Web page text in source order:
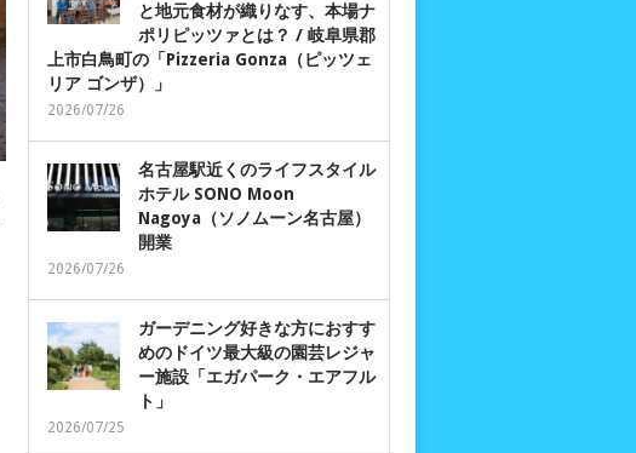
と地元食材が織りなす、本場ナ
ポリピッツァとは？ / 岐阜県郡
上市白鳥町の「Pizzeria Gonza（ピッツェ
リア ゴンザ）」
2026/07/26
名古屋駅近くのライフスタイル
ホテル SONO Moon
Nagoya（ソノムーン名古屋）
開業
2026/07/26
ガーデニング好きな方におすす
めのドイツ最大級の園芸レジャ
ー施設「エガパーク・エアフル
ト」
2026/07/25